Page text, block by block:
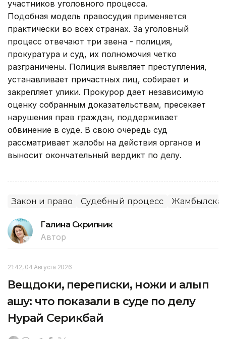
участников уголовного процесса.
Подобная модель правосудия применяется
практически во всех странах. За уголовный
процесс отвечают три звена - полиция,
прокуратура и суд, их полномочия четко
разграничены. Полиция выявляет преступления,
устанавливает причастных лиц, собирает и
закрепляет улики. Прокурор дает независимую
оценку собранным доказательствам, пресекает
нарушения прав граждан, поддерживает
обвинение в суде. В свою очередь суд
рассматривает жалобы на действия органов и
выносит окончательный вердикт по делу.
Закон и право Судебный процесс Жамбылская
Галина Скрипник
Автор
21:42, 04 Августа 2026
Вещдоки, переписки, ножи и алып
қашу: что показали в суде по делу
Нурай Серикбай